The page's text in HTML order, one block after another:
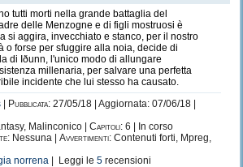
tutti morti nella grande battaglia del
delle Menzogne e di figli mostruosi è
si aggira, invecchiato e stanco, per il nostro
o forse per sfuggire alla noia, decide di
di Iðunn, l'unico modo di allungare
millenaria, per salvare una perfetta
incidente che lui stesso ha causato.
Pubblicata: 27/05/18 | Aggiornata: 07/06/18 |
Malinconico | Capitoli: 6 | In corso
Nessuna | Avvertimenti: Contenuti forti, Mpreg,
norrena | Leggi le 5 recensioni